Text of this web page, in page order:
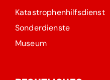
Katastrophenhilfsdienst
Sonderdienste
Museum